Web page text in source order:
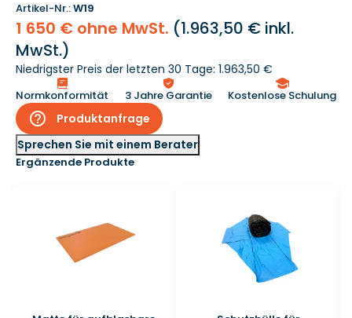
Artikel-Nr.:W19
1 650 € ohne MwSt. (1.963,50 € inkl.
MwSt.)
Niedrigster Preis der letzten 30 Tage: 1.963,50 €
Normkonformität 3 Jahre Garantie Kostenlose Schulung
help_outline
Produktanfrage
Sprechen Sie mit einem Berater
Ergänzende Produkte